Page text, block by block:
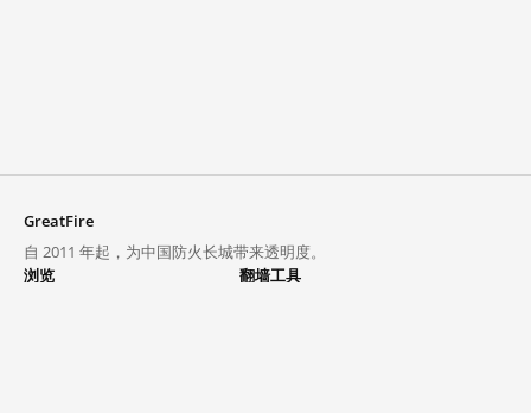
GreatFire
自 2011 年起，为中国防火长城带来透明度。
浏览
翻墙工具